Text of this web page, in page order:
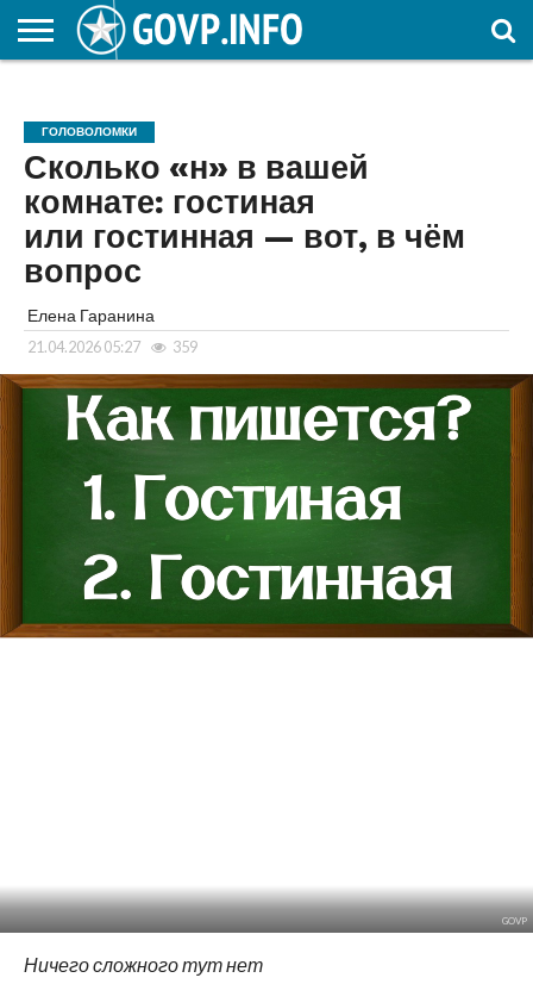
ОБРАЗОВАНИЕ
ГОЛОВОЛОМКИ
Сколько «н» в вашей
комнате: гостиная
или гостинная — вот, в чём
вопрос
Елена Гаранина
21.04.2026 05:27 359
GOVP
Ничего сложного тут нет